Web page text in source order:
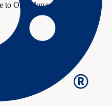
to One Monaco Retail
en One